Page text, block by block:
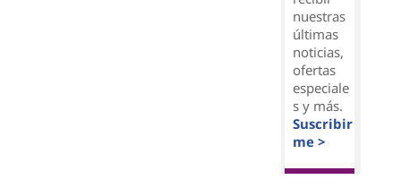
nuestras
últimas
noticias,
ofertas
especiale
s y más.
Suscribir
me >